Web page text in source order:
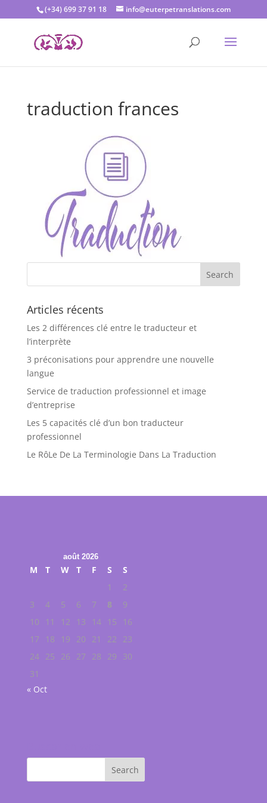
(+34) 699 37 91 18 info@euterpetranslations.com
traduction frances
Articles récents
Les 2 différences clé entre le traducteur et
l’interprète
3 préconisations pour apprendre une nouvelle
langue
Service de traduction professionnel et image
d’entreprise
Les 5 capacités clé d’un bon traducteur
professionnel
Le RôLe De La Terminologie Dans La Traduction
août 2026
M T W T F S
S
1
2
3
4 5 6 7 8
9
10
11 12 13 14 15
16
17
18 19 20 21 22
23
24 25 26 27 28 29
30
31
« Oct